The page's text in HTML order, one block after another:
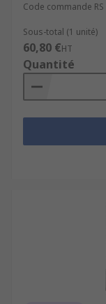
Code commande RS
Sous-total (1 unité)
60,80 €HT
Quantité